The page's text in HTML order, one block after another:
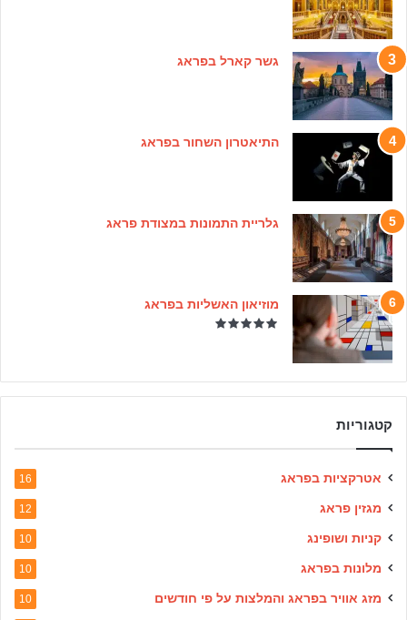
גשר קארל בפראג
התיאטרון השחור בפראג
גלריית התמונות במצודת פראג
מוזיאון האשליות בפראג
קטגוריות
אטרקציות בפראג 16
מגזין פראג 12
קניות ושופינג 10
מלונות בפראג 10
מזג אוויר בפראג והמלצות על פי חודשים 10